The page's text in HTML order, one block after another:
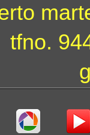
tfno.